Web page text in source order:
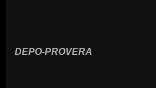
DEPO-PROVERA